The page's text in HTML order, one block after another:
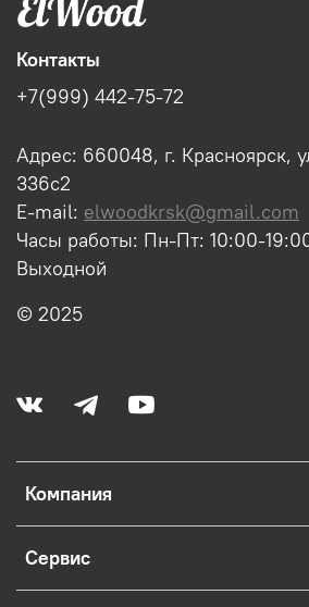
Компания
Сервис
Контакты
+7(999) 442-75-72
Адрес: 660048, г. Красноярск,
336с2
E-mail: elwoodkrsk@gmail.com
Часы работы: Пн-Пт: 10:00-
Выходной
© 2025